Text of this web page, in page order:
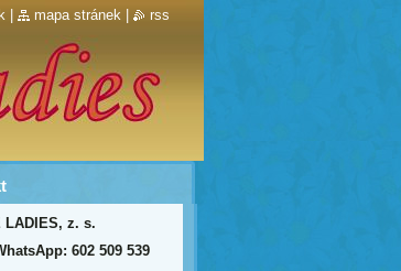
LADIES, z. s.
602 509 539
mapa stránek rss